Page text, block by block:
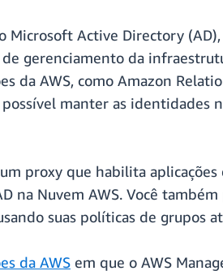
Microsoft Active Directory
gerenciamento da
da AWS, como Amazon
possível manter as
proxy que habilita
na Nuvem AWS. Você
suas políticas de grupos
da AWS em que o AWS